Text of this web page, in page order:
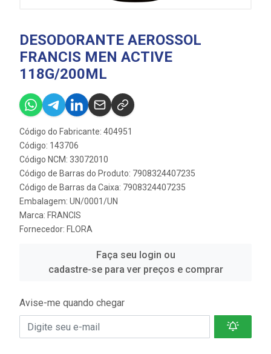
DESODORANTE AEROSSOL
FRANCIS MEN ACTIVE
118G/200ML
Código do Fabricante: 404951
Código: 143706
Código NCM: 33072010
Código de Barras do Produto: 7908324407235
Código de Barras da Caixa: 7908324407235
Embalagem: UN/0001/UN
Marca: FRANCIS
Fornecedor: FLORA
Faça seu login ou
cadastre-se para ver preços e comprar
Avise-me quando chegar